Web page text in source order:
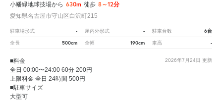
小幡緑地球技場から 630m 徒歩 8～12分
愛知県名古屋市守山区白沢町215
駐車場形式 - 屋内外形式 - 駐車台数 6台
全長 500cm 全幅 190cm 車高 -
2026年7月24日 更新
■料金
全日 00:00〜24:00 60分 200円
上限料金 全日 24時間 500円
■駐車サイズ
大型可